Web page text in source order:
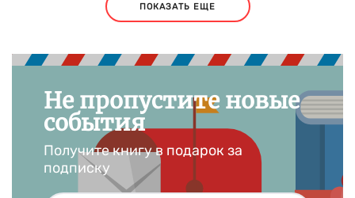
ПОКАЗАТЬ ЕЩЕ
Не пропустите новые
события
Получите книгу в подарок за
подписку